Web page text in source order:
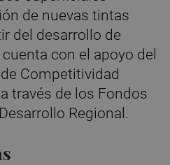
de nuevas tintas
del desarrollo de
cuenta con el apoyo del
Competitividad
través de los Fondos
Regional.